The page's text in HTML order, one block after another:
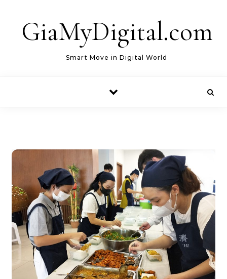
GiaMyDigital.com
Smart Move in Digital World